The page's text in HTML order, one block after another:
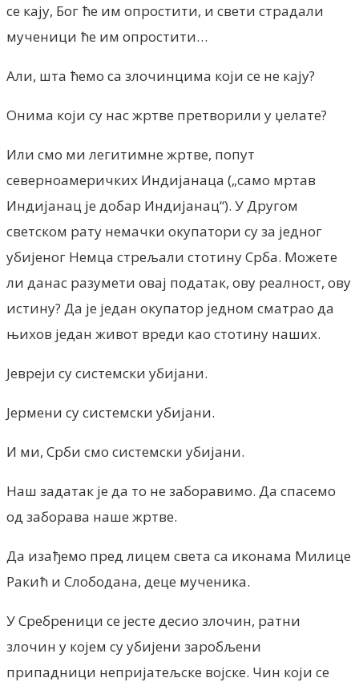
се кају, Бог ће им опростити, и свети страдали
мученици ће им опростити…
Али, шта ћемо са злочинцима који се не кају?
Онима који су нас жртве претворили у џелате?
Или смо ми легитимне жртве, попут
северноамеричких Индијанаца („само мртав
Индијанац је добар Индијанац“). У Другом
светском рату немачки окупатори су за једног
убијеног Немца стрељали стотину Срба. Можете
ли данас разумети овај податак, ову реалност, ову
истину? Да је један окупатор једном сматрао да
њихов један живот вреди као стотину наших.
Јевреји су системски убијани.
Јермени су системски убијани.
И ми, Срби смо системски убијани.
Наш задатак је да то не заборавимо. Да спасемо
од заборава наше жртве.
Да изађемо пред лицем света са иконама Милице
Ракић и Слободана, деце мученика.
У Сребреници се јесте десио злочин, ратни
злочин у којем су убијени заробљени
припадници непријатељске војске. Чин који се